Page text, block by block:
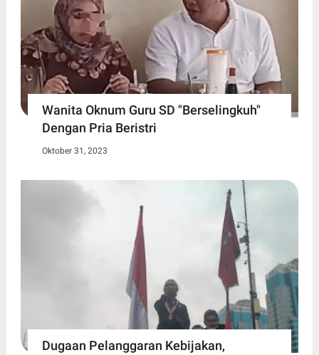
Wanita Oknum Guru SD "Berselingkuh"
Dengan Pria Beristri
Oktober 31, 2023
Dugaan Pelanggaran Kebijakan,